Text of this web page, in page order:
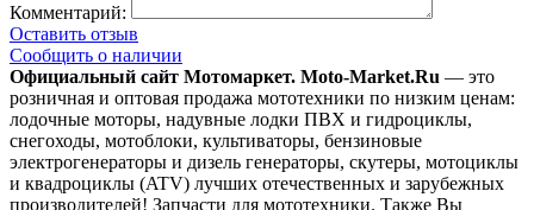
Комментарий:
Оставить отзыв
Сообщить о наличии
Официальный сайт Мотомаркет. Moto-Market.Ru — это
розничная и оптовая продажа мототехники по низким ценам:
лодочные моторы, надувные лодки ПВХ и гидроциклы,
снегоходы, мотоблоки, культиваторы, бензиновые
электрогенераторы и дизель генераторы, скутеры, мотоциклы
и квадроциклы (ATV) лучших отечественных и зарубежных
производителей! Запчасти для мототехники. Также Вы